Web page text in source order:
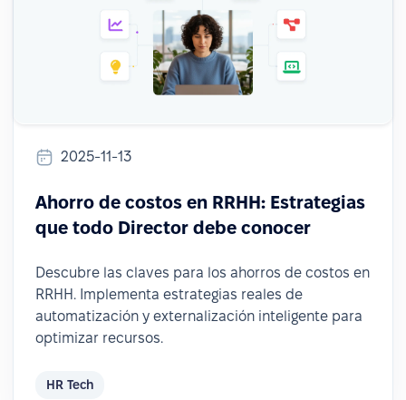
2025-11-13
Ahorro de costos en RRHH: Estrategias
que todo Director debe conocer
Descubre las claves para los ahorros de costos en
RRHH. Implementa estrategias reales de
automatización y externalización inteligente para
optimizar recursos.
HR Tech